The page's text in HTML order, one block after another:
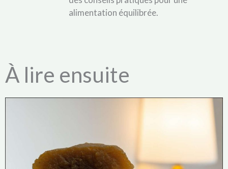
alimentation équilibrée.
À lire ensuite